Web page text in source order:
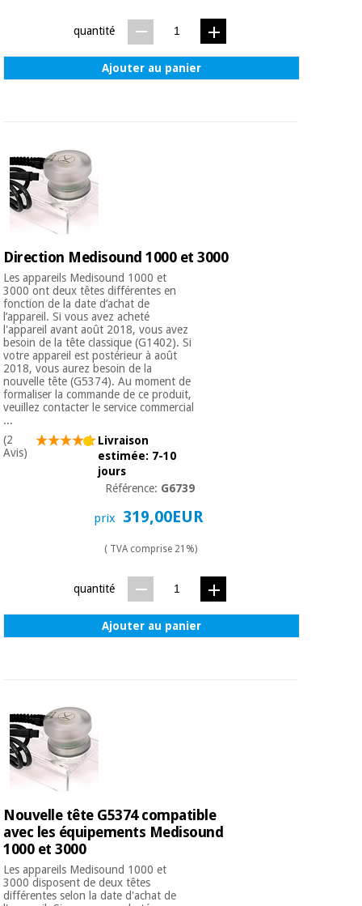
quantité
Ajouter au panier
Direction Medisound 1000 et 3000
Les appareils Medisound 1000 et
3000 ont deux têtes différentes en
fonction de la date d’achat de
l’appareil. Si vous avez acheté
l'appareil avant août 2018, vous avez
besoin de la tête classique (G1402). Si
votre appareil est postérieur à août
2018, vous aurez besoin de la
nouvelle tête (G5374). Au moment de
formaliser la commande de ce produit,
veuillez contacter le service commercial
...
(2
Avis)
Livraison
estimée: 7-10
jours
Référence: G6739
prix 319,00EUR
( TVA comprise 21%)
quantité
Ajouter au panier
Nouvelle tête G5374 compatible
avec les équipements Medisound
1000 et 3000
Les appareils Medisound 1000 et
3000 disposent de deux têtes
différentes selon la date d'achat de